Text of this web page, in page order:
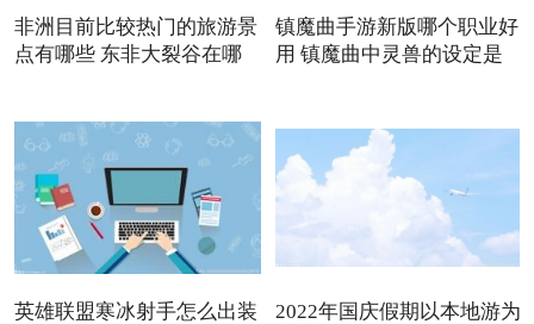
非洲目前比较热门的旅游景
点有哪些 东非大裂谷在哪
镇魔曲手游新版哪个职业好
用 镇魔曲中灵兽的设定是
英雄联盟寒冰射手怎么出装
2022年国庆假期以本地游为